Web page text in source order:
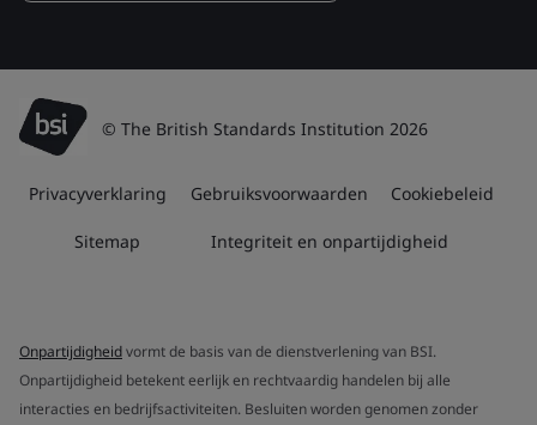
© The British Standards Institution 2026
Privacyverklaring Gebruiksvoorwaarden Cookiebeleid
Sitemap Integriteit en onpartijdigheid
Onpartijdigheidvormt de basis van de dienstverlening van BSI.
Onpartijdigheid betekent eerlijk en rechtvaardig handelen bij alle
interacties en bedrijfsactiviteiten. Besluiten worden genomen zonder